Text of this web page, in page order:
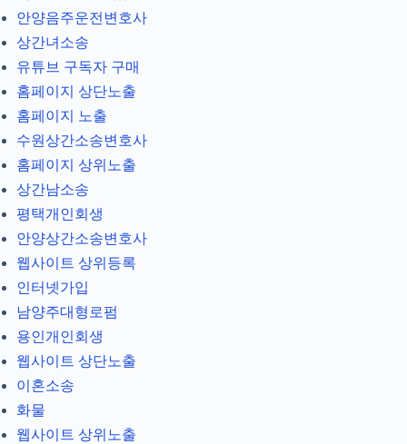
안양음주운전변호사
상간녀소송
유튜브 구독자 구매
홈페이지 상단노출
홈페이지 노출
수원상간소송변호사
홈페이지 상위노출
상간남소송
평택개인회생
안양상간소송변호사
웹사이트 상위등록
인터넷가입
남양주대형로펌
용인개인회생
웹사이트 상단노출
이혼소송
화물
웹사이트 상위노출